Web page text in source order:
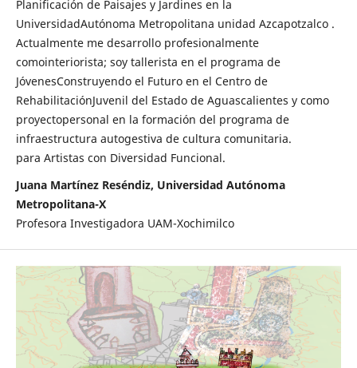
Planificación de Paisajes y Jardines en la
UniversidadAutónoma Metropolitana unidad Azcapotzalco .
Actualmente me desarrollo profesionalmente
comointeriorista; soy tallerista en el programa de
JóvenesConstruyendo el Futuro en el Centro de
RehabilitaciónJuvenil del Estado de Aguascalientes y como
proyectopersonal en la formación del programa de
infraestructura autogestiva de cultura comunitaria.
para Artistas con Diversidad Funcional.
Juana Martínez Reséndiz, Universidad Autónoma
Metropolitana-X
Profesora Investigadora UAM-Xochimilco